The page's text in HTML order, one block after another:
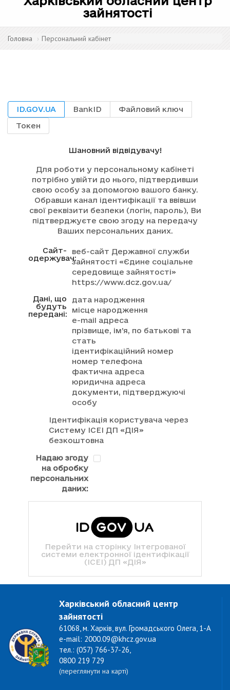
зайнятості
Головна Персональний кабінет
ID.GOV.UA BankID
Файловий ключ
Токен
Шановний відвідувачу!
Для роботи у персональному кабінеті
потрібно увійти до нього, підтвердивши
свою особу за допомогою вашого банку.
Обравши канал ідентифікації та ввівши
свої реквізити безпеки (логін, пароль), Ви
підтверджуєте свою згоду на передачу
Ваших персональних даних.
Сайт-
одержувач:
веб-сайт Державної служби
зайнятості «Єдине соціальне
середовище зайнятості»
https://www.dcz.gov.ua/
Дані, що
будуть
передані:
дата народження
місце народження
e-mail адреса
прізвище, ім’я, по батькові та
стать
ідентифікаційний номер
номер телефона
фактична адреса
юридична адреса
документи, підтверджуючі
особу
Ідентифікація користувача через
Систему ІСЕІ ДП «ДІЯ»
безкоштовна
Надаю згоду
на обробку
персональних
даних:
Перейти на сторінку Інтегрованої
системи електронної ідентифікації
(ІСЕІ) ДП «ДІЯ»
Харківський обласний центр
зайнятості
61068, м. Харків, вул. Громадського Олега, 1-А
e-mail: 2000.09@khcz.gov.ua
тел.: (057) 766-37-26,
0800 219 729
(переглянути на карті)